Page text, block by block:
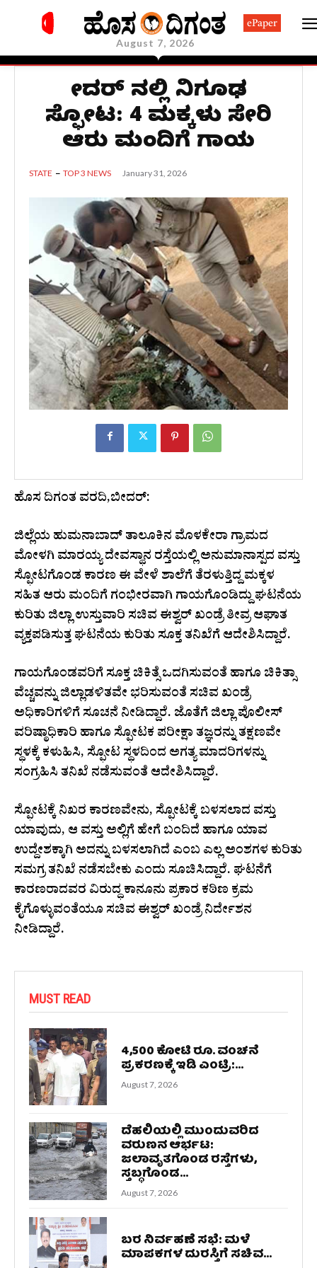
August 7, 2026
ePaper
ಬೀದರ್ ನಲ್ಲಿ ನಿಗೂಢ
ಸ್ಫೋಟ: 4 ಮಕ್ಕಳು ಸೇರಿ
ಆರು ಮಂದಿಗೆ ಗಾಯ
STATE TOP 3 NEWS January 31, 2026
ಹೊಸ ದಿಗಂತ ವರದಿ,ಬೀದರ್:
ಜಿಲ್ಲೆಯ ಹುಮನಾಬಾದ್ ತಾಲೂಕಿನ ಮೊಳಕೇರಾ ಗ್ರಾಮದ
ಮೋಳಗಿ ಮಾರಯ್ಯ ದೇವಸ್ಥಾನ ರಸ್ತೆಯಲ್ಲಿ ಅನುಮಾನಾಸ್ಪದ ವಸ್ತು
ಸ್ಫೋಟಗೊಂಡ ಕಾರಣ ಈ ವೇಳೆ ಶಾಲೆಗೆ ತೆರಳುತ್ತಿದ್ದ ಮಕ್ಕಳ
ಸಹಿತ ಆರು ಮಂದಿಗೆ ಗಂಭೀರವಾಗಿ ಗಾಯಗೊಂಡಿದ್ದು ಘಟನೆಯ
ಕುರಿತು ಜಿಲ್ಲಾ ಉಸ್ತುವಾರಿ ಸಚಿವ ಈಶ್ವರ್ ಖಂಡ್ರೆ ತೀವ್ರ ಆಘಾತ
ವ್ಯಕ್ತಪಡಿಸುತ್ತ ಘಟನೆಯ ಕುರಿತು ಸೂಕ್ತ ತನಿಖೆಗೆ ಆದೇಶಿಸಿದ್ದಾರೆ.
ಗಾಯಗೊಂಡವರಿಗೆ ಸೂಕ್ತ ಚಿಕಿತ್ಸೆ ಒದಗಿಸುವಂತೆ ಹಾಗೂ ಚಿಕಿತ್ಸಾ
ವೆಚ್ಚವನ್ನು ಜಿಲ್ಲಾಡಳಿತವೇ ಭರಿಸುವಂತೆ ಸಚಿವ ಖಂಡ್ರೆ
ಅಧಿಕಾರಿಗಳಿಗೆ ಸೂಚನೆ ನೀಡಿದ್ದಾರೆ. ಜೊತೆಗೆ ಜಿಲ್ಲಾ ಪೊಲೀಸ್
ವರಿಷ್ಠಾಧಿಕಾರಿ ಹಾಗೂ ಸ್ಫೋಟಕ ಪರೀಕ್ಷಾ ತಜ್ಞರನ್ನು ತಕ್ಷಣವೇ
ಸ್ಥಳಕ್ಕೆ ಕಳುಹಿಸಿ, ಸ್ಫೋಟ ಸ್ಥಳದಿಂದ ಅಗತ್ಯ ಮಾದರಿಗಳನ್ನು
ಸಂಗ್ರಹಿಸಿ ತನಿಖೆ ನಡೆಸುವಂತೆ ಆದೇಶಿಸಿದ್ದಾರೆ.
ಸ್ಫೋಟಕ್ಕೆ ನಿಖರ ಕಾರಣವೇನು, ಸ್ಫೋಟಕ್ಕೆ ಬಳಸಲಾದ ವಸ್ತು
ಯಾವುದು, ಆ ವಸ್ತು ಅಲ್ಲಿಗೆ ಹೇಗೆ ಬಂದಿದೆ ಹಾಗೂ ಯಾವ
ಉದ್ದೇಶಕ್ಕಾಗಿ ಅದನ್ನು ಬಳಸಲಾಗಿದೆ ಎಂಬ ಎಲ್ಲ ಅಂಶಗಳ ಕುರಿತು
ಸಮಗ್ರ ತನಿಖೆ ನಡೆಸಬೇಕು ಎಂದು ಸೂಚಿಸಿದ್ದಾರೆ. ಘಟನೆಗೆ
ಕಾರಣರಾದವರ ವಿರುದ್ಧ ಕಾನೂನು ಪ್ರಕಾರ ಕಠಿಣ ಕ್ರಮ
ಕೈಗೊಳ್ಳುವಂತೆಯೂ ಸಚಿವ ಈಶ್ವರ್ ಖಂಡ್ರೆ ನಿರ್ದೇಶನ
ನೀಡಿದ್ದಾರೆ.
MUST READ
4,500 ಕೋಟಿ ರೂ. ವಂಚನೆ
ಪ್ರಕರಣಕ್ಕೆ ಇಡಿ ಎಂಟ್ರಿ:...
August 7, 2026
ದೆಹಲಿಯಲ್ಲಿ ಮುಂದುವರಿದ
ವರುಣನ ಆರ್ಭಟ:
ಜಲಾವೃತಗೊಂಡ ರಸ್ತೆಗಳು,
ಸ್ತಬ್ಧಗೊಂಡ...
August 7, 2026
ಬರ ನಿರ್ವಹಣೆ ಸಭೆ: ಮಳೆ
ಮಾಪಕಗಳ ದುರಸ್ತಿಗೆ ಸಚಿವ...